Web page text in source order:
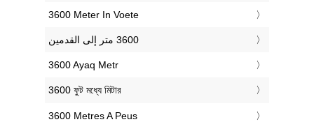
‎3600 Meter In Voete
‎3600 Ayaq Metr
‎3600 ফুট মধ্যে মিটার
‎3600 Metres A Peus